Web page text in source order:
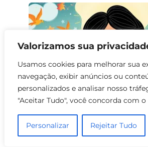
Valorizamos sua
Usamos cookies para melhorar sua
navegação, exibir anúncios ou
personalizados e analisar nosso
"Aceitar Tudo", você concorda com o
Personalizar Rejeitar Tudo
Filmes de Fantasia com